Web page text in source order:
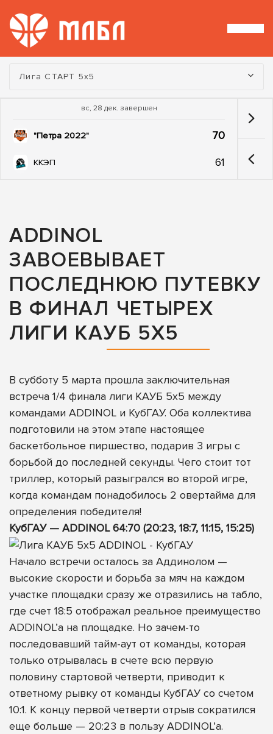
Турнир:
Лига СТАРТ 5х5
вс, 28 дек. завершен
"Петра 2022" 70
ККЭП 61
ADDINOL
ЗАВОЕВЫВАЕТ
ПОСЛЕДНЮЮ ПУТЕВКУ
В ФИНАЛ ЧЕТЫРЕХ
ЛИГИ КАУБ 5Х5
В субботу 5 марта прошла заключительная
встреча 1/4 финала лиги КАУБ 5х5 между
командами ADDINOL и КубГАУ. Оба коллектива
подготовили на этом этапе настоящее
баскетбольное пиршество, подарив 3 игры с
борьбой до последней секунды. Чего стоит тот
триллер, который разыгрался во второй игре,
когда командам понадобилось 2 овертайма для
определения победителя!
КубГАУ — ADDINOL 64:70 (20:23, 18:7, 11:15, 15:25)
Начало встречи осталось за Аддинолом —
высокие скорости и борьба за мяч на каждом
участке площадки сразу же отразились на табло,
где счет 18:5 отображал реальное преимущество
ADDINOL’а на площадке. Но зачем-то
последовавший тайм-аут от команды, которая
только отрывалась в счете всю первую
половину стартовой четверти, приводит к
ответному рывку от команды КубГАУ со счетом
10:1. К концу первой четверти отрыв сократился
еще больше — 20:23 в пользу ADDINOL’а.